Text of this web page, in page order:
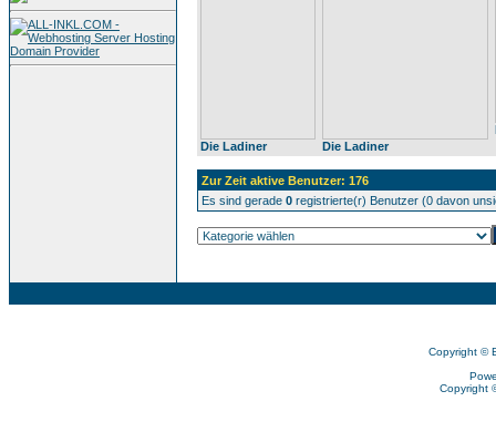
Die Ladiner Die Ladiner
Zur Zeit aktive Benutzer: 176
Es sind gerade 0 registrierte(r) Benutzer (0 davon
Copyright ©
Copyright